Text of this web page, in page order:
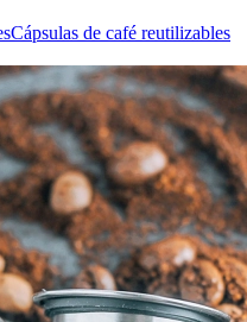
Cápsulas de café reutilizables